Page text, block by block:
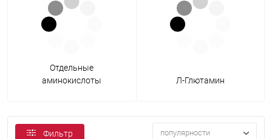
Отдельные
аминокислоты
Л-Глютамин
Фильтр популярности